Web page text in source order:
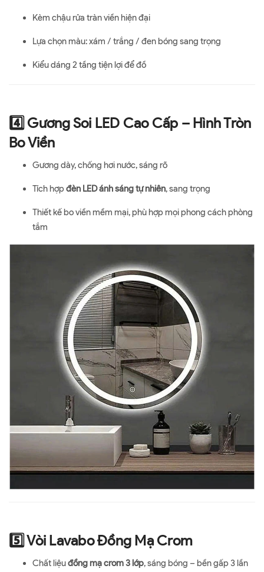
Kèm chậu rửa tràn viền hiện đại
Lựa chọn màu: xám / trắng / đen bóng sang trọng
Kiểu dáng 2 tầng tiện lợi để đồ
4️⃣ Gương Soi LED Cao Cấp – Hình Tròn
Bo Viền
Gương dày, chống hơi nước, sáng rõ
Tích hợp đèn LED ánh sáng tự nhiên, sang trọng
Thiết kế bo viền mềm mại, phù hợp mọi phong cách phòng
tắm
5️⃣ Vòi Lavabo Đồng Mạ Crom
Chất liệuđồng mạ crom 3 lớp, sáng bóng – bền gấp 3 lần